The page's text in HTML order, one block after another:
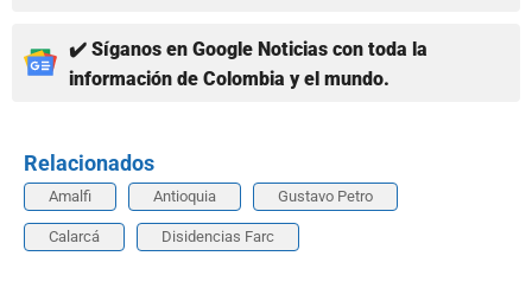
✔️ Síganos en Google Noticias con toda la
información de Colombia y el mundo.
Relacionados
Amalfi Antioquia Gustavo Petro
Calarcá Disidencias Farc